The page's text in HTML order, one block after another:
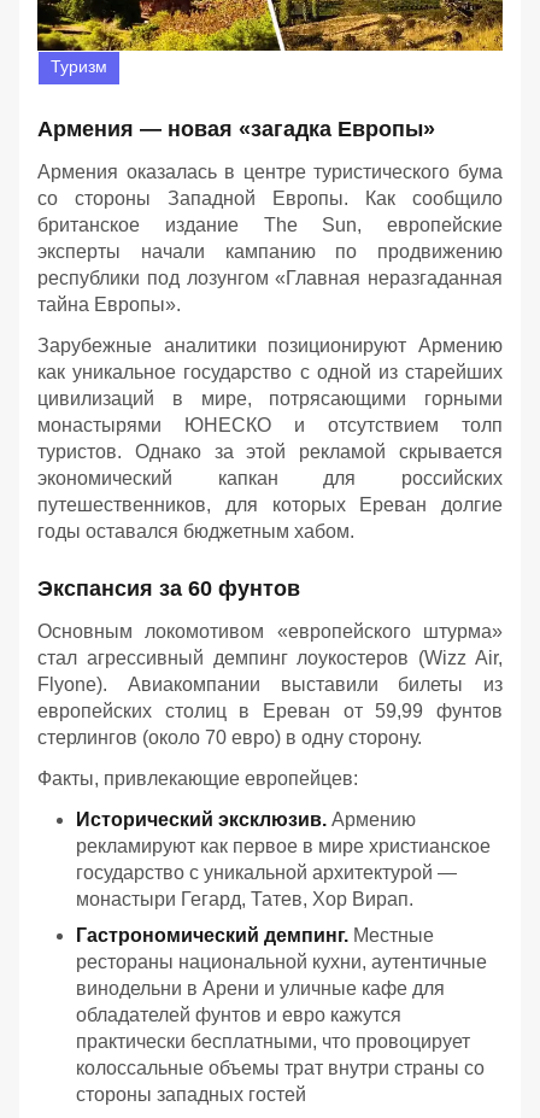
Туризм
Армения — новая «загадка Европы»
Армения оказалась в центре туристического бума
со стороны Западной Европы. Как сообщило
британское издание The Sun, европейские
эксперты начали кампанию по продвижению
республики под лозунгом «Главная неразгаданная
тайна Европы».
Зарубежные аналитики позиционируют Армению
как уникальное государство с одной из старейших
цивилизаций в мире, потрясающими горными
монастырями ЮНЕСКО и отсутствием толп
туристов. Однако за этой рекламой скрывается
экономический капкан для российских
путешественников, для которых Ереван долгие
годы оставался бюджетным хабом.
Экспансия за 60 фунтов
Основным локомотивом «европейского штурма»
стал агрессивный демпинг лоукостеров (Wizz Air,
Flyone). Авиакомпании выставили билеты из
европейских столиц в Ереван от 59,99 фунтов
стерлингов (около 70 евро) в одну сторону.
Факты, привлекающие европейцев:
Исторический эксклюзив. Армению
рекламируют как первое в мире христианское
государство с уникальной архитектурой —
монастыри Гегард, Татев, Хор Вирап.
Гастрономический демпинг. Местные
рестораны национальной кухни, аутентичные
винодельни в Арени и уличные кафе для
обладателей фунтов и евро кажутся
практически бесплатными, что провоцирует
колоссальные объемы трат внутри страны со
стороны западных гостей